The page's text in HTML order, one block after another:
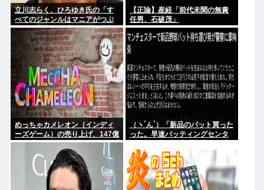
立川志らく、ひろゆき氏の「す
べてのジャンルはマニアがつぶ
す」に完全同意「そういう連中
が落語をつぶす」
【正論】産経「前代未聞の無責
任男、石破茂」
めっちゃカメレオン（インディ
ーズゲーム）の売り上げ、147億
円突破www
（ヽ´ん`）「新品のバット買った
った。早速バッティングセンタ
捕する！（ヽ°ん°）「」